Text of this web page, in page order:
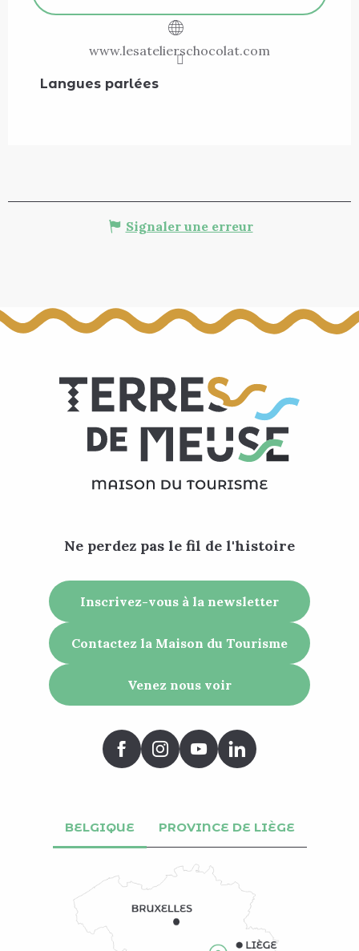
www.lesatelierschocolat.com
Langues parlées
Langues parlées
Signaler une erreur
Ne perdez pas le fil de l'histoire
Inscrivez-vous à la newsletter
Contactez la Maison du Tourisme
Venez nous voir
BELGIQUE PROVINCE DE LIÈGE